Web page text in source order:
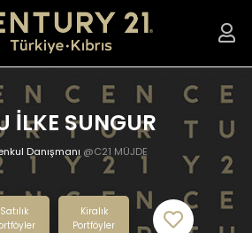
İLKE SUNGUR
Danışmanı @C21 MÜJDE
Satılık
Kiralık
Portföyler